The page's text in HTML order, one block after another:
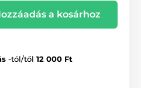
a kosárhoz
-tól/től 12 000 Ft